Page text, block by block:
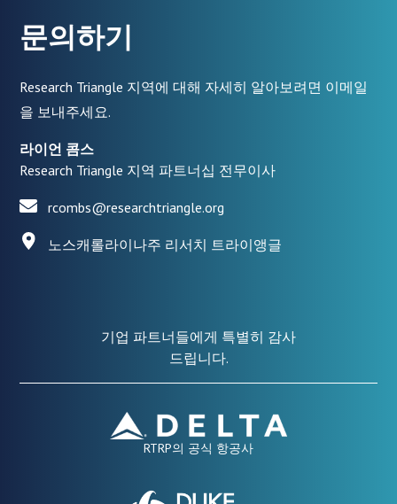
문의하기
Research Triangle 지역에 대해 자세히 알아보려면 이메일
을 보내주세요.
라이언 콤스
Research Triangle 지역 파트너십 전무이사
rcombs@researchtriangle.org
노스캐롤라이나주 리서치 트라이앵글
기업 파트너들에게 특별히 감사
드립니다.
RTRP의 공식 항공사